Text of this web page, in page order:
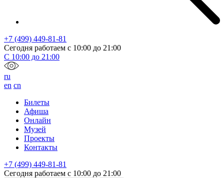
+7 (499) 449-81-81
Сегодня работаем с 10:00 до 21:00
С 10:00 до 21:00
ru
en cn
Билеты
Афиша
Онлайн
Музей
Проекты
Контакты
+7 (499) 449-81-81
Сегодня работаем с 10:00 до 21:00